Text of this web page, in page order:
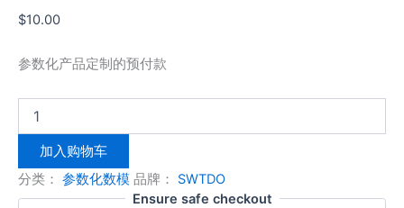
$10.00
参数化产品定制的预付款
加入购物车
分类： 参数化数模 品牌： SWTDO
Ensure safe checkout